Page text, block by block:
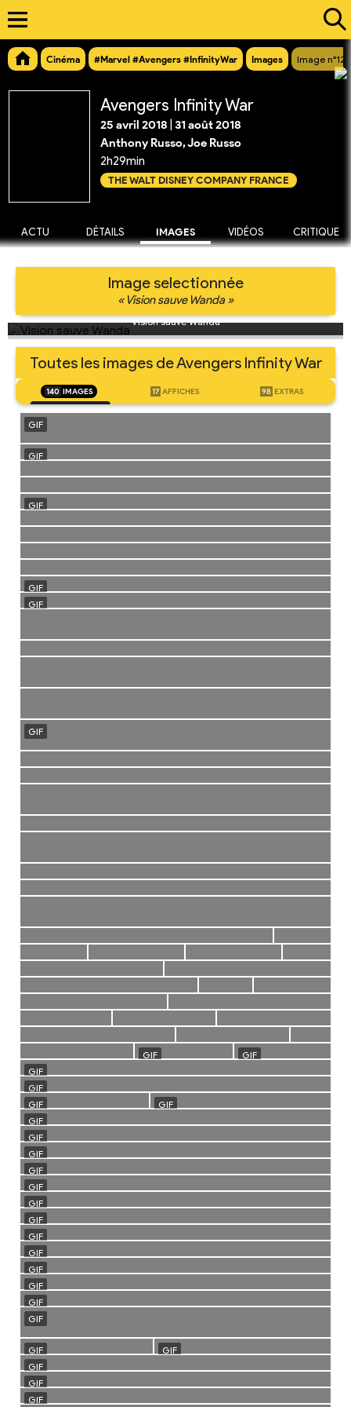
Cinéma #Marvel #Avengers #InfinityWar Images Image
Avengers Infinity War
25 avril 2018 31 août 2018
Anthony Russo, Joe Russo
2h29min
THE WALT DISNEY COMPANY FRANCE
ACTU DÉTAILS IMAGES VIDÉOS CRITIQUE
Image selectionnée
« Vision sauve Wanda »
Vision sauve Wanda
Toutes les images de Avengers Infinity War
140 IMAGES 17 AFFICHES 98 EXTRAS